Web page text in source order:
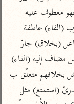
القرآن – تدبر وعمل
تفسير ابن عثيمين
مركَّزة العبارة
تفسير الجلالين
(استمعوا) فعل ماض مبنيّ على الضمّ ... والواو فاعل (بخلاق) جارّ